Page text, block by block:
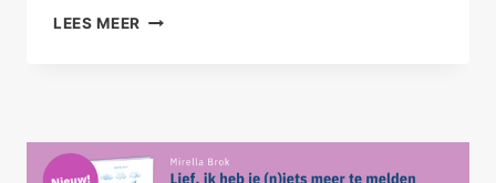
LEES MEER ONGEWENST